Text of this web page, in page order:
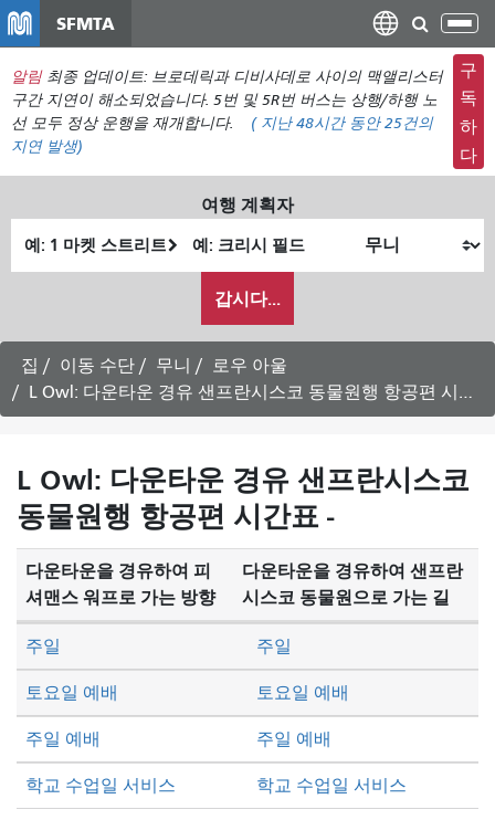
컨
텐
츠
건
너
기
SFMTA
탐
색
메
뉴
전
환
알림 최종 업데이트: 브로데릭과 디비사데로 사이의 맥앨리스터
구간 지연이 해소되었습니다. 5번 및 5R번 버스는 상행/하행 노
선 모두 정상 운행을 재개합니다.
( 지난 48시간 동안25건의
지연 발생)
구
독
하
다
여행 계획자
가
여
행
하
고
은
방
식
갑시다...
집 이동 수단 무니
로우 아울
L Owl: 다운타운 경유 샌프란시스코 동물원행 항공편 시간표 -
L Owl: 다운타운 경유 샌프란시스코
동물원행 항공편 시간표 -
다운타운을 경유하여 피
셔맨스 워프로 가는 방향
다운타운을 경유하여 샌프란
시스코 동물원으로 가는 길
토요일 예배 토요일 예배
주일 예배 주일 예배
주일 주일
학교 수업일 서비스 학교 수업일 서비스